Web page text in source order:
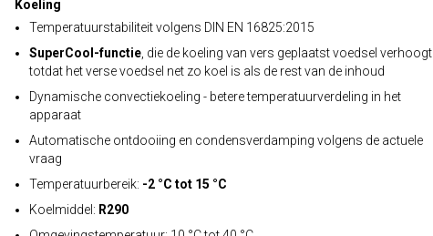
Koeling
Temperatuurstabiliteit volgens DIN EN 16825:2015
SuperCool-functie , die de koeling van vers geplaatst voedsel verhoogt
totdat het verse voedsel net zo koel is als de rest van de inhoud
Dynamische convectiekoeling - betere temperatuurverdeling in het
apparaat
Automatische ontdooiing en condensverdamping volgens de actuele
vraag
Temperatuurbereik: -2 °C tot 15 °C
Koelmiddel: R290